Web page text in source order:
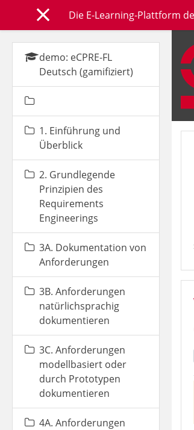
Website-ÜbersichtDie E-Learning-Plattform
demo: eCPRE-FL
Deutsch (gamifiziert)
1. Einführung und
Überblick
2. Grundlegende
Prinzipien des
Requirements
Engineerings
3A. Dokumentation von
Anforderungen
3B. Anforderungen
natürlichsprachig
dokumentieren
3C. Anforderungen
modellbasiert oder
durch Prototypen
dokumentieren
4A. Anforderungen